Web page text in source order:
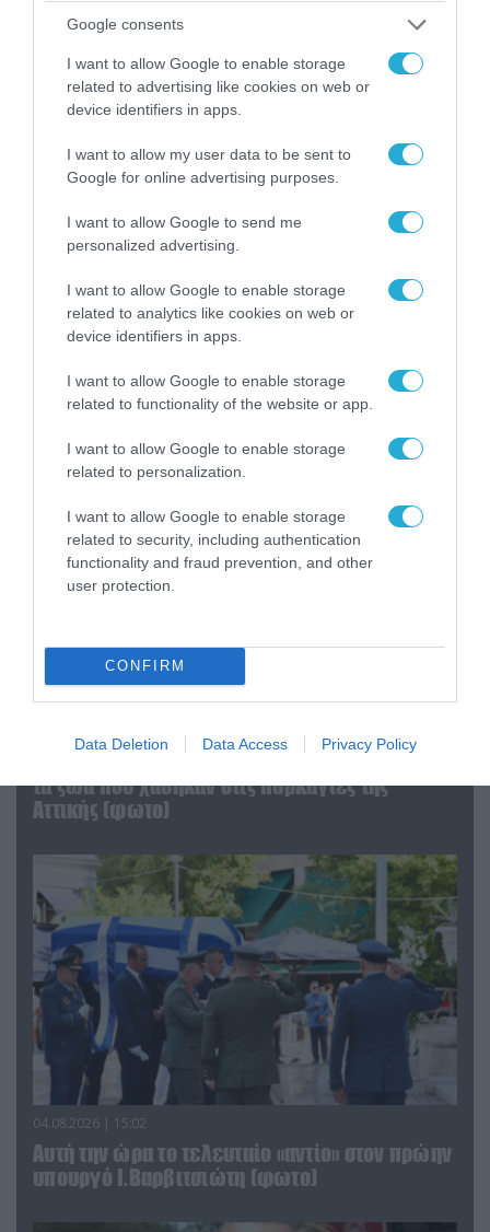
Google consents
I want to allow Google to enable storage
related to advertising like cookies on web or
device identifiers in apps.
I want to allow my user data to be sent to
Google for online advertising purposes.
I want to allow Google to send me
personalized advertising.
I want to allow Google to enable storage
related to analytics like cookies on web or
device identifiers in apps.
I want to allow Google to enable storage
related to functionality of the website or app.
I want to allow Google to enable storage
related to personalization.
I want to allow Google to enable storage
related to security, including authentication
functionality and fraud prevention, and other
user protection.
CONFIRM
Data Deletion Data Access Privacy Policy
απομάκρυνσής του
06.08.2026 | 14:02
«Επιχείρηση ελεύθερα πεζοδρόμια» στην
Αθήνα: Απομακρύνθηκαν παράνομα
αντικείμενα από κοινόχρηστους χώρους
«Οι εντελώς αθώοι»: Η ανάρτηση του Αρκά για
τα ζώα που χάθηκαν στις πυρκαγιές της
Αττικής (φωτο)
04.08.2026 | 15:02
Αυτή την ώρα το τελευταίο «αντίο» στον πρώην
υπουργό Ι.Βαρβιτσιώτη (φωτο)